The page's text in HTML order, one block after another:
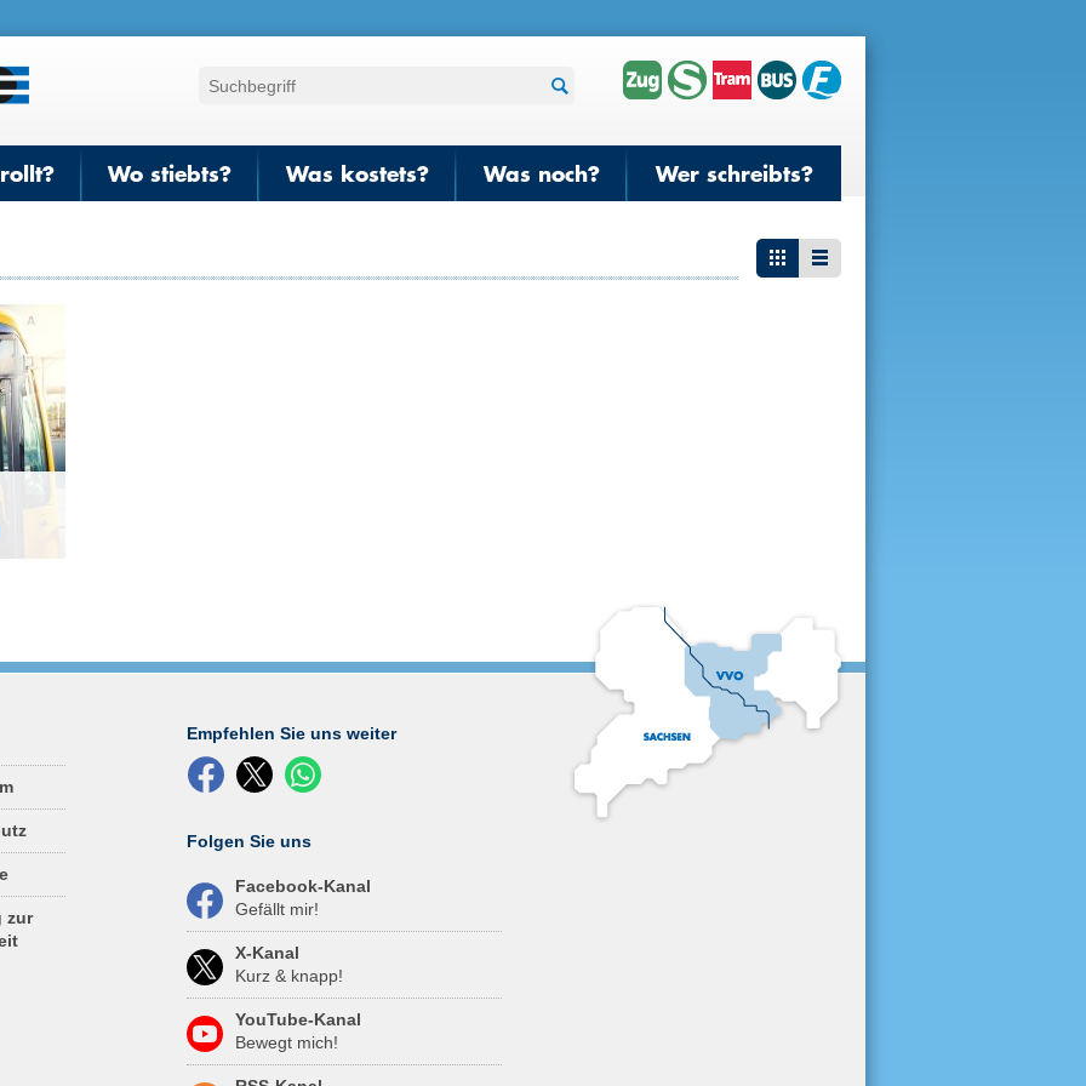
Wo stiebts? Was kostets? Was noch? Wer schreibts?
zur
Empfehlen Sie uns weiter
Folgen Sie uns
Facebook-Kanal
Gefällt mir!
X-Kanal
Kurz & knapp!
YouTube-Kanal
Bewegt mich!